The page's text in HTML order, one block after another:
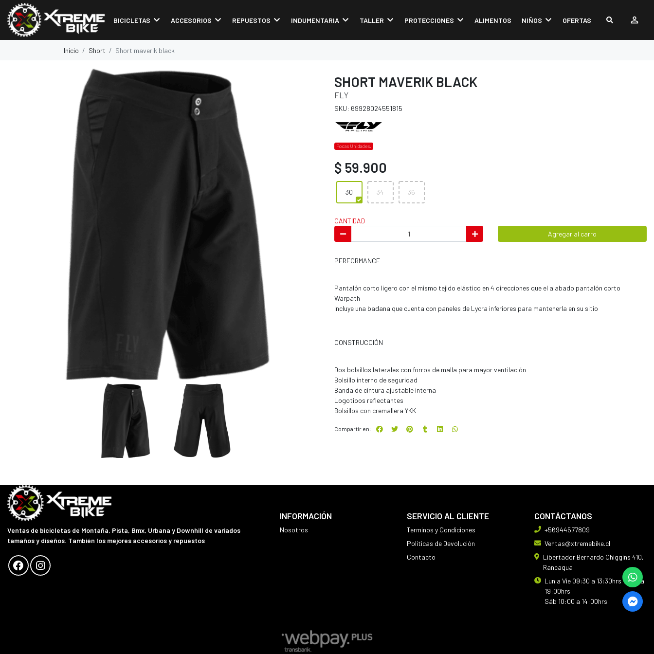
BICICLETAS ACCESORIOS REPUESTOS INDUMENTARIA TALLER PROTECCIONES ALIMENTOS NIÑOS OFERTAS
Inicio Short Short maverik black
SHORT MAVERIK BLACK
FLY
SKU: 69928024551815
Pocas Unidades.
$ 59.900
30 34 36
CANTIDAD
Agregar al carro
PERFORMANCE
Pantalón corto ligero con el mismo tejido elástico en 4 direcciones que el alabado pantalón corto
Warpath
Incluye una badana que cuenta con paneles de Lycra inferiores para mantenerla en su sitio
CONSTRUCCIÓN
Dos bolsillos laterales con forros de malla para mayor ventilación
Bolsillo interno de seguridad
Banda de cintura ajustable interna
Logotipos reflectantes
Bolsillos con cremallera YKK
Compartir en:
Ventas de bicicletas de Montaña, Pista, Bmx, Urbana y Downhill de variados
tamaños y diseños. También los mejores accesorios y repuestos
INFORMACIÓN
Nosotros
SERVICIO AL CLIENTE
Terminos y Condiciones
Políticas de Devolución
Contacto
CONTÁCTANOS
+56944577809
Ventas@xtremebike.cl
Libertador Bernardo Ohiggins 410,
Rancagua
Lun a Vie 09:30 a 13:30hrs 14:30 a
19:00hrs
Sáb 10:00 a 14:00hrs